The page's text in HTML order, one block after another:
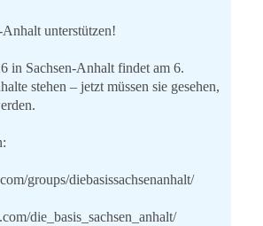
Anhalt unterstützen!
in Sachsen-Anhalt findet am 6.
stehen – jetzt müssen sie gesehen,
groups/diebasissachsenanhalt/
die_basis_sachsen_anhalt/